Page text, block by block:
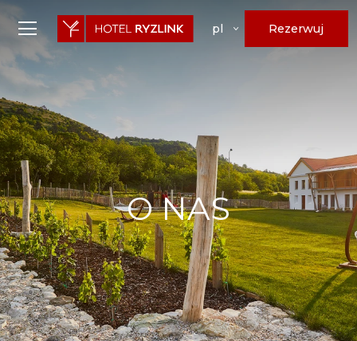
pl Rezerwuj
O NAS